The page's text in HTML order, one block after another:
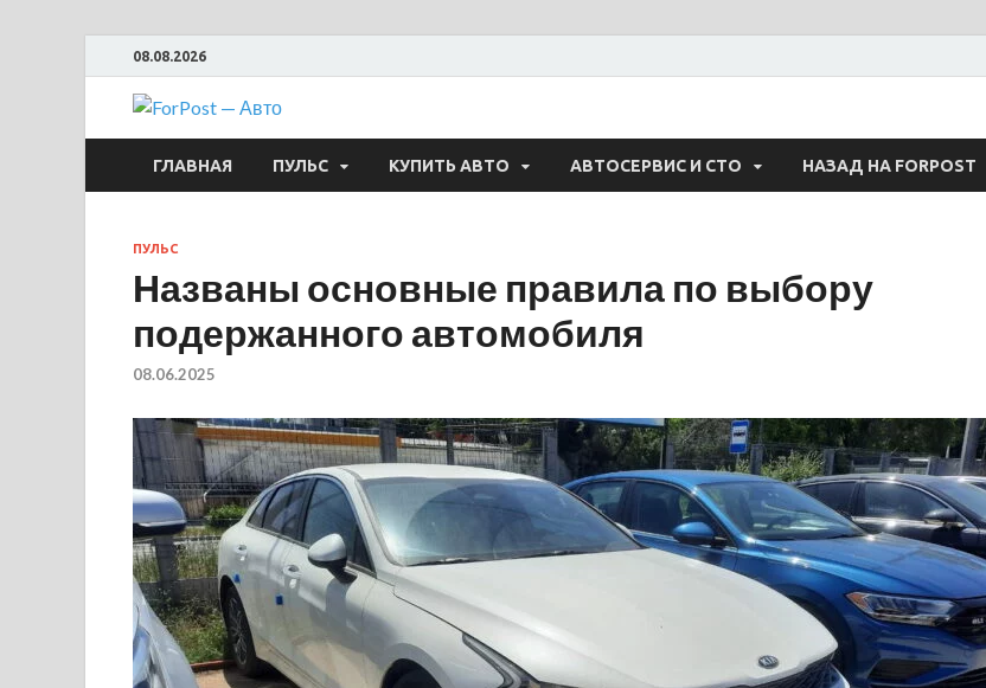
08.08.2026
ForPost — Авто
ГЛАВНАЯ ПУЛЬС КУПИТЬ АВТО АВТОСЕРВИС И СТО НАЗАД НА FORPOST
ПУЛЬС
Названы основные правила по выбору
подержанного автомобиля
08.06.2025